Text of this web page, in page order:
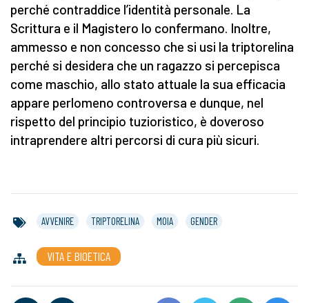
perché contraddice l’identità personale. La
Scrittura e il Magistero lo confermano. Inoltre,
ammesso e non concesso che si usi la triptorelina
perché si desidera che un ragazzo si percepisca
come maschio, allo stato attuale la sua efficacia
appare perlomeno controversa e dunque, nel
rispetto del principio tuzioristico, è doveroso
intraprendere altri percorsi di cura più sicuri.
AVVENIRE TRIPTORELINA MOIA GENDER
VITA E BIOETICA